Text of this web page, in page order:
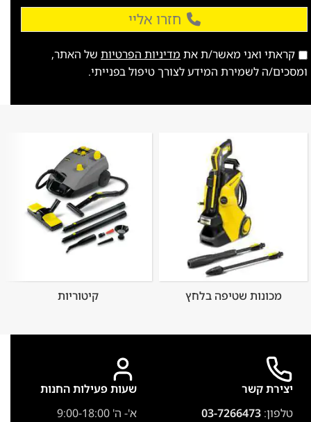
חזרו אליי
קראתי ואני מאשר/ת את מדיניות הפרטיות של האתר,
ומסכים/ה לשמירת המידע לצורך טיפול בפנייתי.
מכונות שטיפה בלחץ קיטוריות
יצירת קשר
טלפון:03-7266473
שעות פעילות החנות
א'- ה' 9:00-18:00